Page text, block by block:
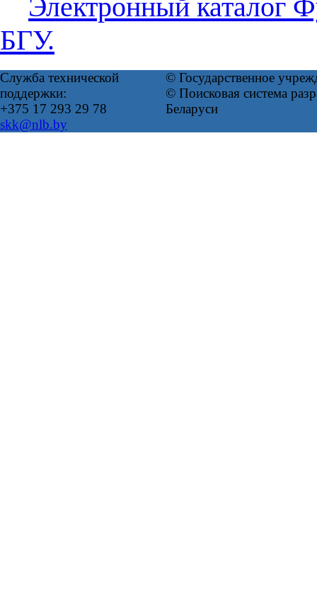
Электронный каталог
БГУ.
Служба технической
поддержки:
+375 17 293 29 78
skk@nlb.by
© Государственное
© Поисковая система
Беларуси